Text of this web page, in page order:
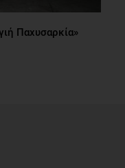
Παχυσαρκία»